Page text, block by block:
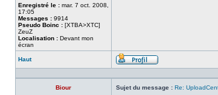
Enregistré le : mar. 7 oct. 2008,
17:05
Messages : 9914
Pseudo Boinc : [XTBA>XTC]
ZeuZ
Localisation : Devant mon
écran
Haut
Profil
Biour Sujet du message : Re: